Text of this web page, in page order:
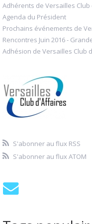
Adhérents de Versailles
Agenda du Président
Prochains événements de
Rencontres Juin 2016 -
Adhésion de Versailles Club
S'abonner au flux RSS
S'abonner au flux ATOM